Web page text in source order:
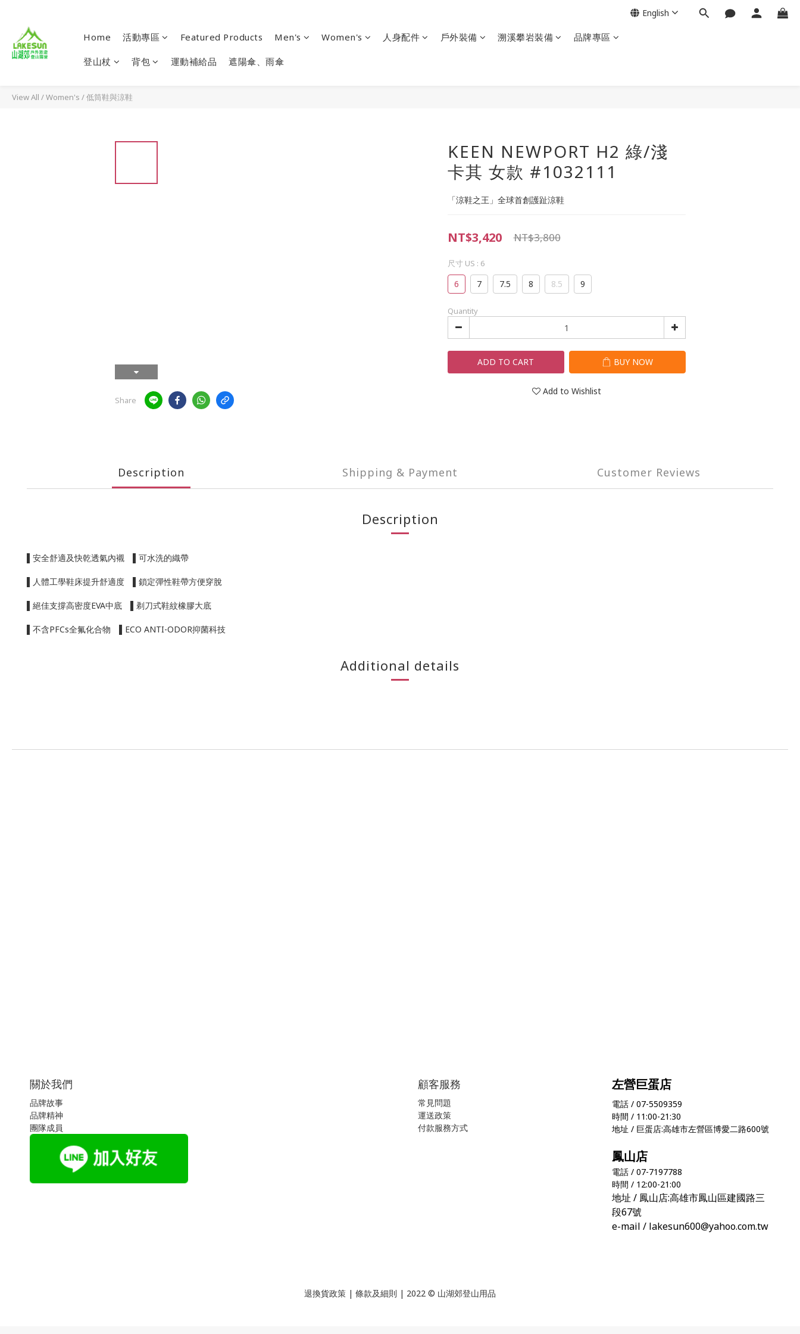
Home 活動專區 Featured Products Men's Women's 人身配件 戶外裝備 溯溪攀岩裝備 品牌專區
登山杖 背包 運動補給品 遮陽傘、雨傘
English
View All /Women's /低筒鞋與涼鞋
Share
KEEN NEWPORT H2 綠/淺
卡其 女款 #1032111
「涼鞋之王」全球首創護趾涼鞋
NT$3,420 NT$3,800
尺寸 US : 6
6 7 7.5 8 8.5 9
Quantity
ADD TO CART BUY NOW
Add to Wishlist
Description Shipping & Payment Customer Reviews
Description
▌安全舒適及快乾透氣內襯 ▌可水洗的織帶
▌人體工學鞋床提升舒適度 ▌鎖定彈性鞋帶方便穿脫
▌絕佳支撐高密度EVA中底 ▌剃刀式鞋紋橡膠大底
▌不含PFCs全氟化合物 ▌ECO ANTI-ODOR抑菌科技
Additional details
關於我們
品牌故事
品牌精神
團隊成員
顧客服務
常見問題
運送政策
付款服務方式
左營巨蛋店
電話 / 07-5509359
時間 / 11:00-21:30
地址 / 巨蛋店:高雄市左營區博愛二路600號
鳳山店
電話 / 07-7197788
時間 / 12:00-21:00
地址 / 鳳山店:高雄市鳳山區建國路三
段67號
e-mail / lakesun600@yahoo.com.tw
退換貨政策 | 條款及細則 | 2022 © 山湖郊登山用品